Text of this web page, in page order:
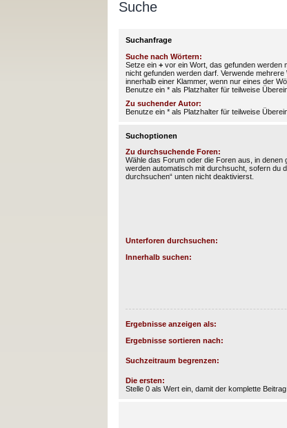
Suche
Suchanfrage
Suche nach Wörtern:
Setze ein + vor ein Wort, das gefunden werden
nicht gefunden werden darf. Verwende
innerhalb einer Klammer, wenn nur eines der
Benutze ein * als Platzhalter für teilweise
Zu suchender Autor:
Benutze ein * als Platzhalter für teilweise
Suchoptionen
Zu durchsuchende Foren:
Wähle das Forum oder die Foren aus, in
werden automatisch mit durchsucht, sofern du
durchsuchen“ unten nicht deaktivierst.
Unterforen durchsuchen:
Innerhalb suchen:
Ergebnisse anzeigen als:
Ergebnisse sortieren nach:
Suchzeitraum begrenzen:
Die ersten:
Stelle 0 als Wert ein, damit der komplette